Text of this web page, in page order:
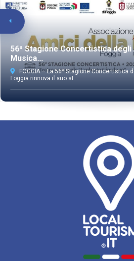
56ª Stagione Concertistica degli
Musica...
FOGGIA – La 56ª Stagione Concertistica
Foggia rinnova il suo st...